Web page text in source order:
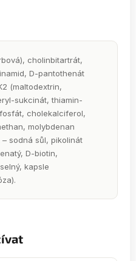
cholinbitartrát,
D-pantothenát
(maltodextrin,
sukcinát, thiamin-
cholekalciferol,
molybdenan
sodná sůl, pikolinát
D-biotin,
kapsle